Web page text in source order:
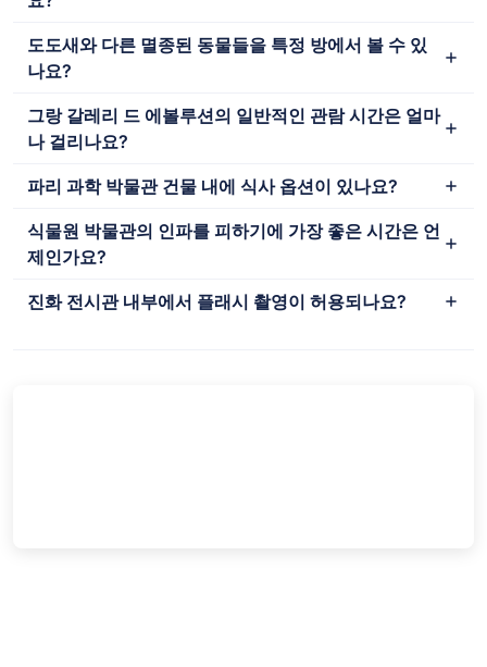
도도새와 다른 멸종된 동물들을 특정 방에서 볼 수 있
나요?
그랑 갈레리 드 에볼루션의 일반적인 관람 시간은 얼마
나 걸리나요?
파리 과학 박물관 건물 내에 식사 옵션이 있나요?
식물원 박물관의 인파를 피하기에 가장 좋은 시간은 언
제인가요?
진화 전시관 내부에서 플래시 촬영이 허용되나요?